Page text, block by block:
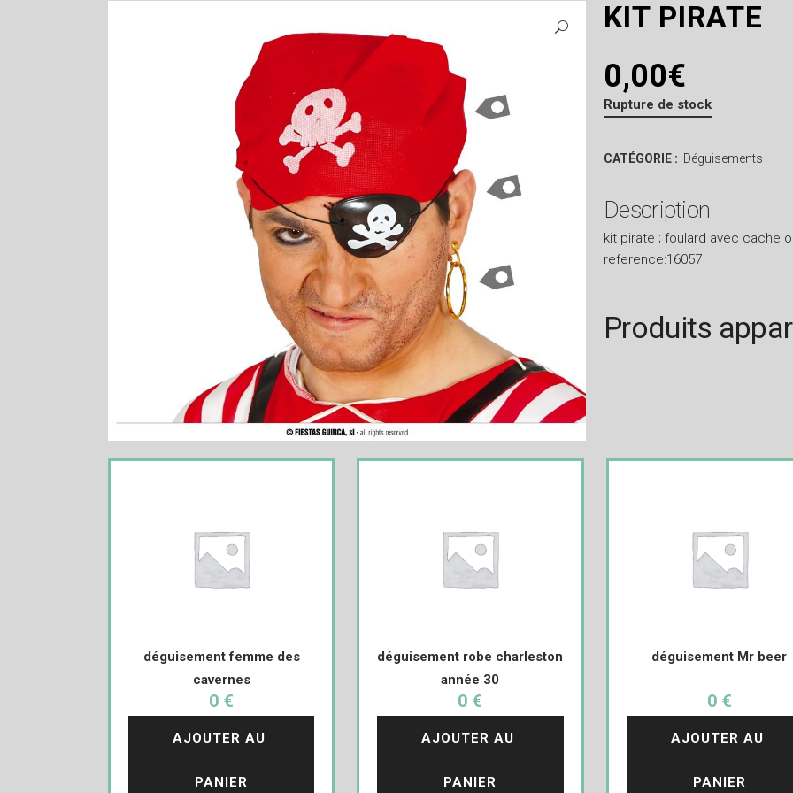
KIT PIRATE
0,00€
Rupture de stock
CATÉGORIE : Déguisements
Description
kit pirate ; foulard avec cache
reference:16057
Produits
déguisement femme des
cavernes
0 €
AJOUTER AU
PANIER
déguisement robe charleston
année 30
0 €
AJOUTER AU
PANIER
déguisement Mr beer
0 €
AJOUTER AU
PANIER